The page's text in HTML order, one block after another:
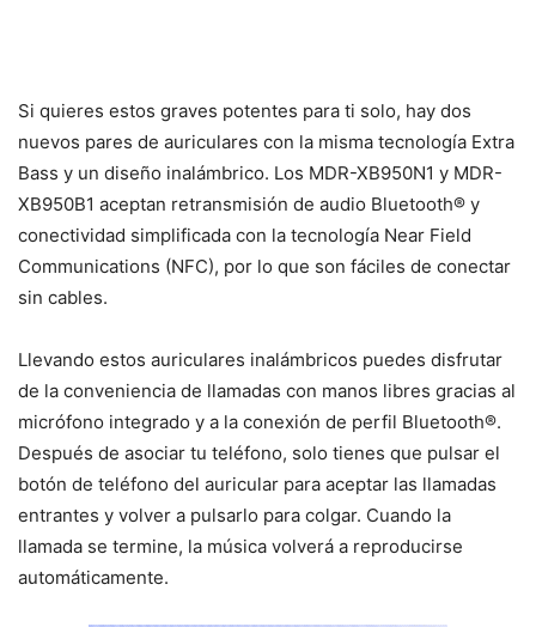
Si quieres estos graves potentes para ti solo, hay dos
nuevos pares de auriculares con la misma tecnología Extra
Bass y un diseño inalámbrico. Los MDR-XB950N1 y MDR-
XB950B1 aceptan retransmisión de audio Bluetooth® y
conectividad simplificada con la tecnología Near Field
Communications (NFC), por lo que son fáciles de conectar
sin cables.
Llevando estos auriculares inalámbricos puedes disfrutar
de la conveniencia de llamadas con manos libres gracias al
micrófono integrado y a la conexión de perfil Bluetooth®.
Después de asociar tu teléfono, solo tienes que pulsar el
botón de teléfono del auricular para aceptar las llamadas
entrantes y volver a pulsarlo para colgar. Cuando la
llamada se termine, la música volverá a reproducirse
automáticamente.